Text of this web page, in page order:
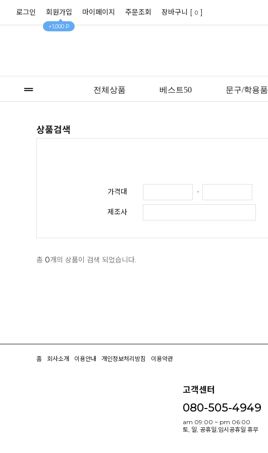
로그인 회원가입
+1,000 P
마이페이지 주문조회 장바구니 [ 0 ]
전체상품 베스트50 문구/학용품
상품검색
가격대 -
제조사
총 0개의 상품이 검색 되었습니다.
홈 회사소개 이용안내 개인정보처리방침 이용약관
고객센터
080-505-4949
am 09:00 ~ pm 06:00
토, 일, 공휴일,임시공휴일 휴무